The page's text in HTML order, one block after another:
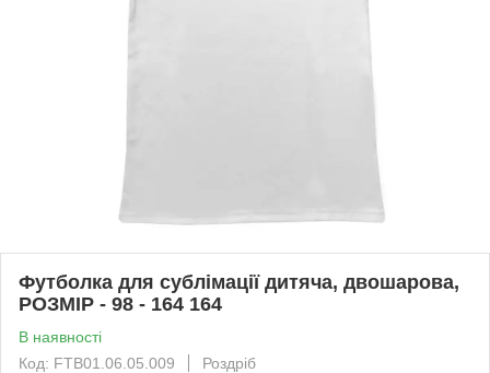
Футболка для сублімації дитяча, двошарова,
РОЗМІР - 98 - 164 164
В наявності
Код: FTB01.06.05.009
Роздріб